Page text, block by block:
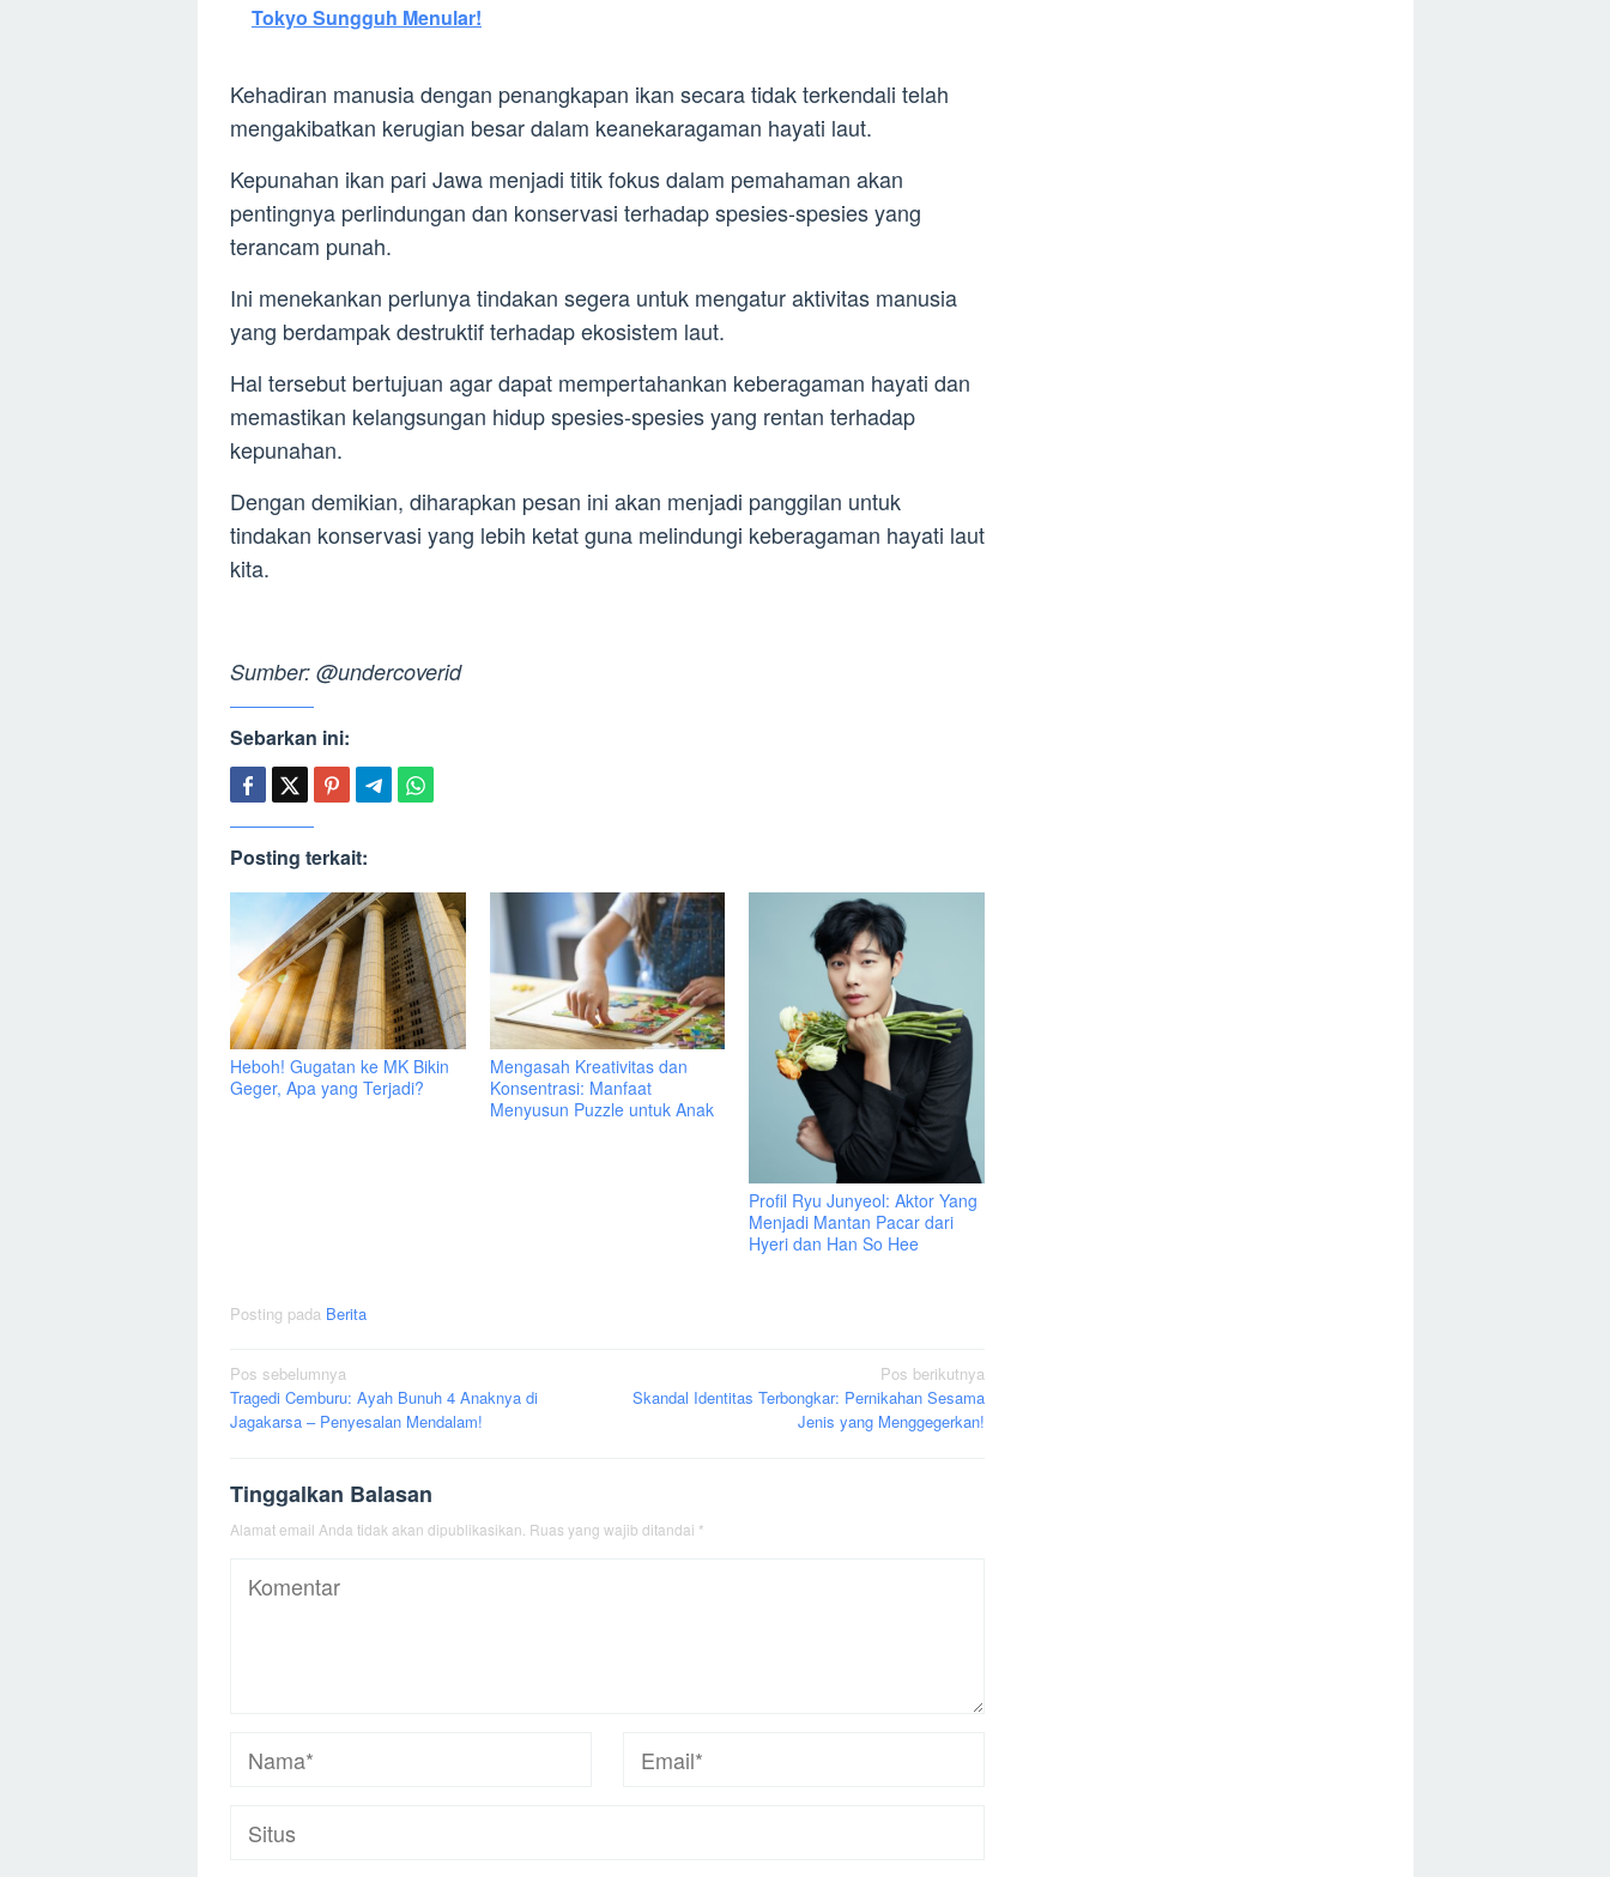
Tokyo Sungguh Menular!
Kehadiran manusia dengan penangkapan ikan secara tidak terkendali telah
mengakibatkan kerugian besar dalam keanekaragaman hayati laut.
Kepunahan ikan pari Jawa menjadi titik fokus dalam pemahaman akan
pentingnya perlindungan dan konservasi terhadap spesies-spesies yang
terancam punah.
Ini menekankan perlunya tindakan segera untuk mengatur aktivitas manusia
yang berdampak destruktif terhadap ekosistem laut.
Hal tersebut bertujuan agar dapat mempertahankan keberagaman hayati dan
memastikan kelangsungan hidup spesies-spesies yang rentan terhadap
kepunahan.
Dengan demikian, diharapkan pesan ini akan menjadi panggilan untuk
tindakan konservasi yang lebih ketat guna melindungi keberagaman hayati laut
kita.
Sumber: @undercoverid
Sebarkan ini:
Posting terkait:
Heboh! Gugatan ke MK Bikin
Geger, Apa yang Terjadi?
Mengasah Kreativitas dan
Konsentrasi: Manfaat
Menyusun Puzzle untuk Anak
Profil Ryu Junyeol: Aktor Yang
Menjadi Mantan Pacar dari
Hyeri dan Han So Hee
Posting pada Berita
Navigasi
pos
Pos sebelumnya
Tragedi Cemburu: Ayah Bunuh 4 Anaknya di
Jagakarsa – Penyesalan Mendalam!
Pos berikutnya
Skandal Identitas Terbongkar: Pernikahan Sesama
Jenis yang Menggegerkan!
Tinggalkan Balasan
Alamat email Anda tidak akan dipublikasikan. Ruas yang wajib ditandai *